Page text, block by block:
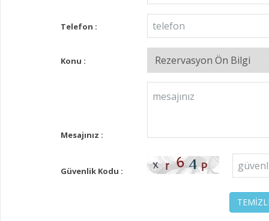
Telefon :
Konu :
Mesajınız :
Güvenlik Kodu :